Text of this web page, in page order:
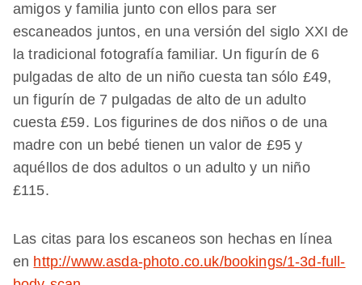
amigos y familia junto con ellos para ser
escaneados juntos, en una versión del siglo XXI de
la tradicional fotografía familiar. Un figurín de 6
pulgadas de alto de un niño cuesta tan sólo £49,
un figurín de 7 pulgadas de alto de un adulto
cuesta £59. Los figurines de dos niños o de una
madre con un bebé tienen un valor de £95 y
aquéllos de dos adultos o un adulto y un niño
£115.
Las citas para los escaneos son hechas en línea
en http://www.asda-photo.co.uk/bookings/1-3d-full-